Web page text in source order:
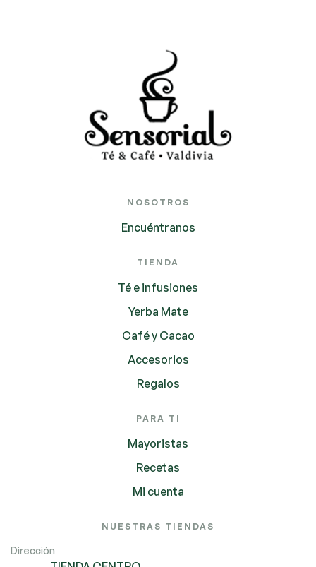
NOSOTROS
Encuéntranos
TIENDA
Té e infusiones
Yerba Mate
Café y Cacao
Accesorios
Regalos
PARA TI
Mayoristas
Recetas
Mi cuenta
NUESTRAS TIENDAS
Dirección